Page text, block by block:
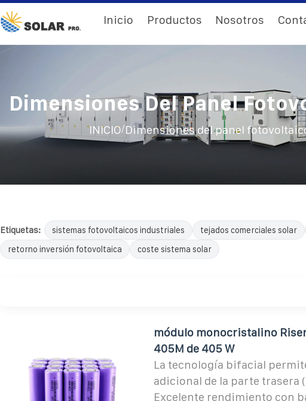
Inicio Productos Nosotros
Dimensiones Del Panel
INICIO/Dimensiones del panel
Etiquetas: sistemas fotovoltaicos industriales tejados comerciales solar
retorno inversión fotovoltaica
coste sistema solar
módulo monocristalino
405M de 405 W
La tecnología bifacial
adicional de la parte trasera
Excelente rendimiento con